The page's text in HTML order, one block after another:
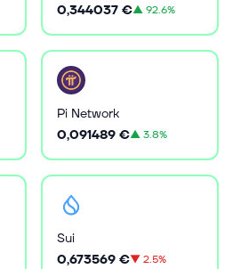
0,344037 €▲92.6%
Pi Network
0,091489 €▲3.8%
Sui
0,673569 €▼2.5%